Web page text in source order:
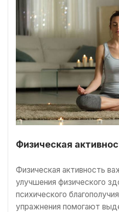
Физическая
Физическая активность
улучшения физического
психического
упражнения помогают